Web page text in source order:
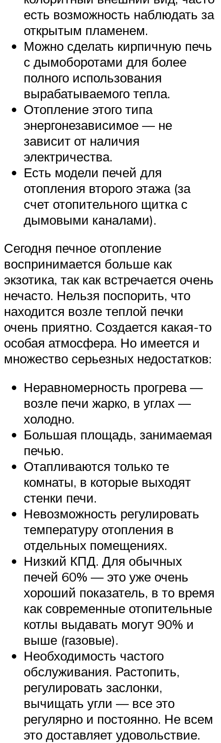
есть возможность наблюдать за
открытым пламенем.
Можно сделать кирпичную печь
с дымоборотами для более
полного использования
вырабатываемого тепла.
Отопление этого типа
энергонезависимое — не
зависит от наличия
электричества.
Есть модели печей для
отопления второго этажа (за
счет отопительного щитка с
дымовыми каналами).
Сегодня печное отопление
воспринимается больше как
экзотика, так как встречается очень
нечасто. Нельзя поспорить, что
находится возле теплой печки
очень приятно. Создается какая-то
особая атмосфера. Но имеется и
множество серьезных недостатков:
Неравномерность прогрева —
возле печи жарко, в углах —
холодно.
Большая площадь, занимаемая
печью.
Отапливаются только те
комнаты, в которые выходят
стенки печи.
Невозможность регулировать
температуру отопления в
отдельных помещениях.
Низкий КПД. Для обычных
печей 60% — это уже очень
хороший показатель, в то время
как современные отопительные
котлы выдавать могут 90% и
выше (газовые).
Необходимость частого
обслуживания. Растопить,
регулировать заслонки,
вычищать угли — все это
регулярно и постоянно. Не всем
это доставляет удовольствие.